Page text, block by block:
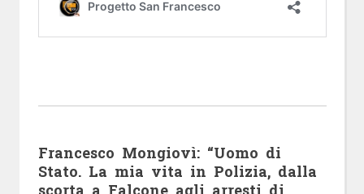
Francesco Mongiovì: “Uomo di
Stato. La mia vita in Polizia, dalla
scorta a Falcone agli arresti di